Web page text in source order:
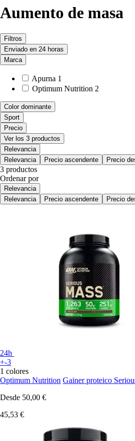
Aumento de masa
Filtros
Enviado en 24 horas
Marca
Apurna 1
Optimum Nutrition 2
Color dominante
Sport
Precio
Ver los 3 productos
Relevancia
Relevancia
Precio ascendente Precio
3 productos
Ordenar por
Relevancia
Relevancia
Precio ascendente Precio
24h
+-3
1 colores
Optimum Nutrition Gainer proteico
Desde 50,00 €
45,53 €